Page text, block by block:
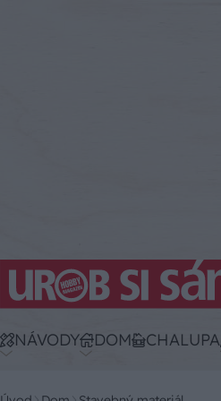
NÁVODY DOM CHALUPA